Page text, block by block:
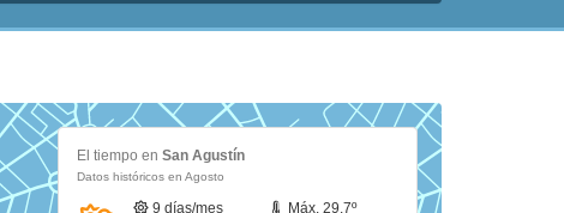
El tiempo en San Agustín
Datos históricos en Agosto
9 días/mes Máx. 29.7º